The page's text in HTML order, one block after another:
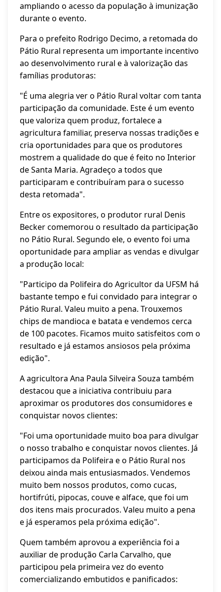
ampliando o acesso da população à imunização
durante o evento.
Para o prefeito Rodrigo Decimo, a retomada do
Pátio Rural representa um importante incentivo
ao desenvolvimento rural e à valorização das
famílias produtoras:
"É uma alegria ver o Pátio Rural voltar com tanta
participação da comunidade. Este é um evento
que valoriza quem produz, fortalece a
agricultura familiar, preserva nossas tradições e
cria oportunidades para que os produtores
mostrem a qualidade do que é feito no Interior
de Santa Maria. Agradeço a todos que
participaram e contribuíram para o sucesso
desta retomada".
Entre os expositores, o produtor rural Denis
Becker comemorou o resultado da participação
no Pátio Rural. Segundo ele, o evento foi uma
oportunidade para ampliar as vendas e divulgar
a produção local:
"Participo da Polifeira do Agricultor da UFSM há
bastante tempo e fui convidado para integrar o
Pátio Rural. Valeu muito a pena. Trouxemos
chips de mandioca e batata e vendemos cerca
de 100 pacotes. Ficamos muito satisfeitos com o
resultado e já estamos ansiosos pela próxima
edição".
A agricultora Ana Paula Silveira Souza também
destacou que a iniciativa contribuiu para
aproximar os produtores dos consumidores e
conquistar novos clientes:
"Foi uma oportunidade muito boa para divulgar
o nosso trabalho e conquistar novos clientes. Já
participamos da Polifeira e o Pátio Rural nos
deixou ainda mais entusiasmados. Vendemos
muito bem nossos produtos, como cucas,
hortifrúti, pipocas, couve e alface, que foi um
dos itens mais procurados. Valeu muito a pena
e já esperamos pela próxima edição".
Quem também aprovou a experiência foi a
auxiliar de produção Carla Carvalho, que
participou pela primeira vez do evento
comercializando embutidos e panificados: